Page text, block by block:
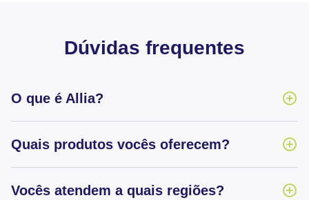
Dúvidas frequentes
O que é Allia?
Quais produtos vocês oferecem?
Vocês atendem a quais regiões?